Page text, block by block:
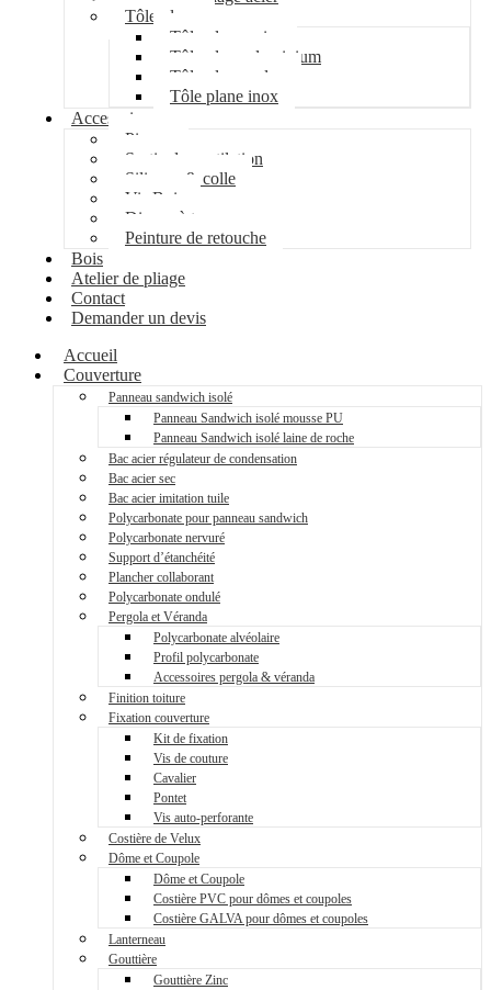
Tôle plane
Tôle plane acier
Tôle plane aluminium
Tôle plane galva
Tôle plane inox
Accessoires
Pipeco
Sortie de ventilation
Silicone & colle
Vis Bois
Disque à tronçonner
Peinture de retouche
Bois
Atelier de pliage
Contact
Demander un devis
Accueil
Couverture
Panneau sandwich isolé
Panneau Sandwich isolé mousse PU
Panneau Sandwich isolé laine de roche
Bac acier régulateur de condensation
Bac acier sec
Bac acier imitation tuile
Polycarbonate pour panneau sandwich
Polycarbonate nervuré
Support d’étanchéité
Plancher collaborant
Polycarbonate ondulé
Pergola et Véranda
Polycarbonate alvéolaire
Profil polycarbonate
Accessoires pergola & véranda
Finition toiture
Fixation couverture
Kit de fixation
Vis de couture
Cavalier
Pontet
Vis auto-perforante
Costière de Velux
Dôme et Coupole
Dôme et Coupole
Costière PVC pour dômes et coupoles
Costière GALVA pour dômes et coupoles
Lanterneau
Gouttière
Gouttière Zinc